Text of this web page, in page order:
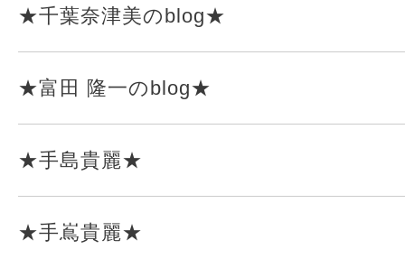
★千葉奈津美のblog★
★富田 隆一のblog★
★手島貴麗★
★手嶌貴麗★